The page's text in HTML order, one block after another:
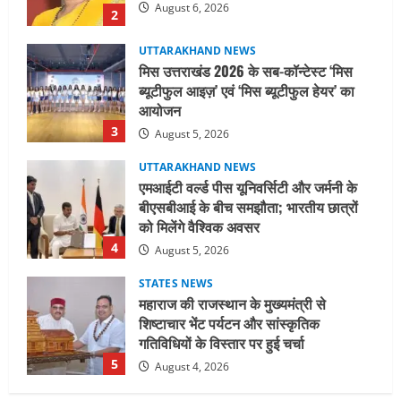
3 August 5, 2026
4
UTTARAKHAND NEWS
एमआईटी वर्ल्ड पीस यूनिवर्सिटी और जर्मनी के
बीएसबीआई के बीच समझौता; भारतीय छात्रों
को मिलेंगे वैश्विक अवसर
August 5, 2026
5
STATES NEWS
महाराज की राजस्थान के मुख्यमंत्री से
शिष्टाचार भेंट पर्यटन और सांस्कृतिक
गतिविधियों के विस्तार पर हुई चर्चा
August 4, 2026
1
UTTARAKHAND NEWS
जिलाधिकारी/जिला निर्वाचन अधिकारी ने
सहसपुर विधानसभा क्षेत्र के पोलिंग बूथों का
निरीक्षण कर एसआईआर आपत्ति निस्तारण
शिविर की व्यवस्थाओं का लिया जायजा